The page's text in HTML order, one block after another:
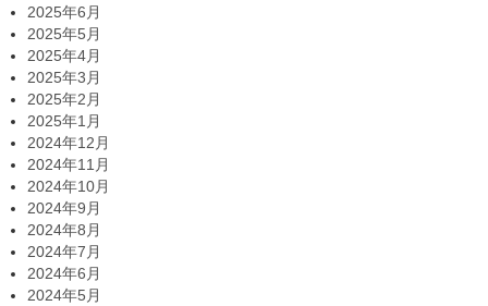
2025年6月
2025年5月
2025年4月
2025年3月
2025年2月
2025年1月
2024年12月
2024年11月
2024年10月
2024年9月
2024年8月
2024年7月
2024年6月
2024年5月